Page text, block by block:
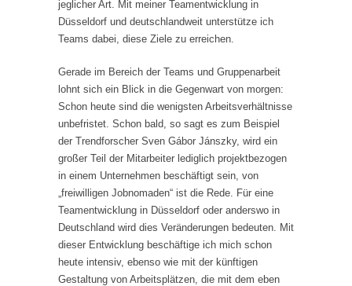
jeglicher Art. Mit meiner Teamentwicklung in
Düsseldorf und deutschlandweit unterstütze ich
Teams dabei, diese Ziele zu erreichen.
Gerade im Bereich der Teams und Gruppenarbeit
lohnt sich ein Blick in die Gegenwart von morgen:
Schon heute sind die wenigsten Arbeitsverhältnisse
unbefristet. Schon bald, so sagt es zum Beispiel
der Trendforscher Sven Gábor Jánszky, wird ein
großer Teil der Mitarbeiter lediglich projektbezogen
in einem Unternehmen beschäftigt sein, von
„freiwilligen Jobnomaden“ ist die Rede. Für eine
Teamentwicklung in Düsseldorf oder anderswo in
Deutschland wird dies Veränderungen bedeuten. Mit
dieser Entwicklung beschäftige ich mich schon
heute intensiv, ebenso wie mit der künftigen
Gestaltung von Arbeitsplätzen, die mit dem eben